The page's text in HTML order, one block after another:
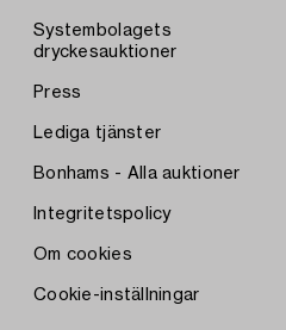
Systembolagets
dryckesauktioner
Press
Lediga tjänster
Bonhams - Alla auktioner
Integritetspolicy
Om cookies
Cookie-inställningar